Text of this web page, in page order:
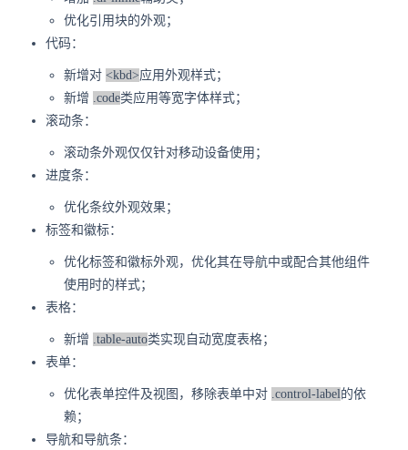
优化引用块的外观；
代码：
新增对 <kbd>应用外观样式；
新增 .code类应用等宽字体样式；
滚动条：
滚动条外观仅仅针对移动设备使用；
进度条：
优化条纹外观效果；
标签和徽标：
优化标签和徽标外观，优化其在导航中或配合其他组件
使用时的样式；
表格：
新增 .table-auto类实现自动宽度表格；
表单：
优化表单控件及视图，移除表单中对 .control-label的依
赖；
导航和导航条：